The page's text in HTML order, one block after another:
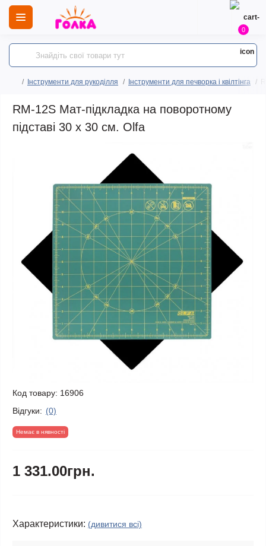
0
Інструменти для рукоділля Інструменти для печворка і квілтінга
RM-12S Мат-підкладка на поворотному
підставі 30 х 30 см. Olfa
Код товару: 16906
Відгуки: (0)
Немає в нявності
1 331.00грн.
Характеристики: (дивитися всі)